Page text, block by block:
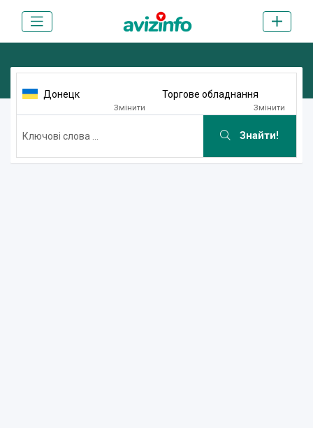
Донецк
Змінити
Торгове обладнання
Змінити
Знайти!